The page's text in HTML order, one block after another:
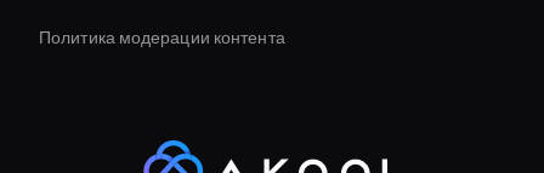
Политика модерации контента